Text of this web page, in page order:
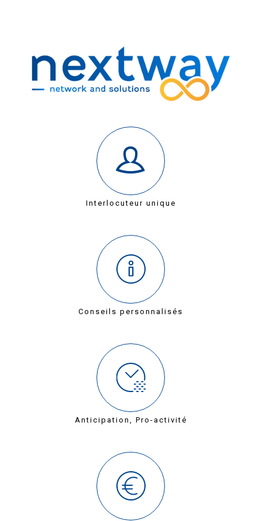
Interlocuteur unique
Conseils personnalisés
Anticipation, Pro-activité